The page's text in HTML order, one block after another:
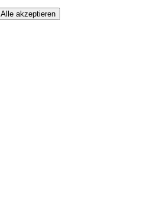
Alle akzeptieren